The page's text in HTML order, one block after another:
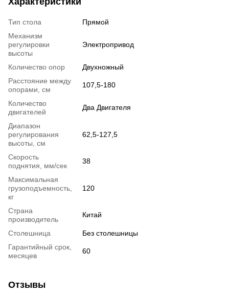
Тип стола
Прямой
Механизм
регулировки
высоты
Электропривод
Количество опор
Двухножный
Расстояние между
опорами, см
107,5-180
Количество
двигателей
Два Двигателя
Диапазон
регулирования
высоты, см
62,5-127,5
Скорость
поднятия, мм/сек
38
Максимальная
грузоподъемность,
кг
120
Страна
производитель
Китай
Столешница
Без столешницы
Гарантийный срок,
месяцев
60
Отзывы